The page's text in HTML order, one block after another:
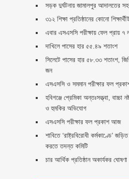
সড়ক দুর্ঘটনায় জামালপুর আদালতের
৩১২ শিক্ষা প্রতিষ্ঠানের কোনো
এবার এসএসসি পরীক্ষায় ফেল প্রায় ৭
দাখিলে পাসের হার ৫৫.৪৯ শতাংশ
সিলেটে পাসের হার ৫৮.৩৩ শতাংশ,
জন
এসএসসি ও সমমান পরীক্ষার ফল
হবিগঞ্জে প্রেমিকা অন্তঃসত্ত্বা, বাচ্চা
ও হুমকির অভিযোগ
এসএসসি পরীক্ষার ফল প্রকাশ আজ
শাবিতে ‘রাষ্ট্রবিরোধী কর্মকাণ্ডে’
করতে তদন্ত কমিটি
চার আর্থিক প্রতিষ্ঠান অকার্যকর ঘোষণা